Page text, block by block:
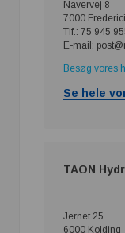
Navervej 8
7000
Tlf.: 75 945
E-mail:
Besøg vores
Se hele
TAON
Jernet 25
6000 Kolding